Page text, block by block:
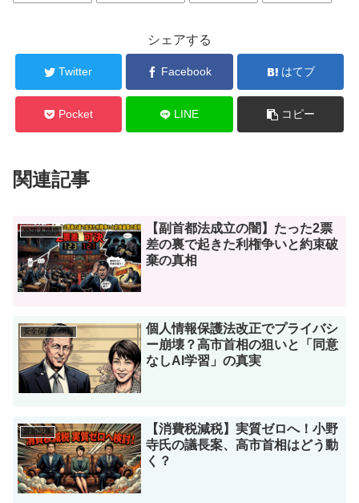
シェアする
Twitter Facebook はてブ
Pocket LINE コピー
関連記事
外国人問題
【副首都法成立の闇】たった2票
差の裏で起きた利権争いと約束破
棄の真相
安全保障の問題
個人情報保護法改正でプライバシ
ー崩壊？高市首相の狙いと「同意
なしAI学習」の真実
最新記事
【消費税減税】実質ゼロへ！小野
寺氏の議長案、高市首相はどう動
く？